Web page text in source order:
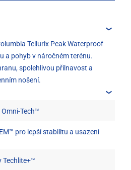
Tellurix Peak Waterproof
a pohyb v náročném terénu.
spolehlivou přilnavost a
nošení.
Tech™
pro lepší stabilitu a usazení
Techlite+™